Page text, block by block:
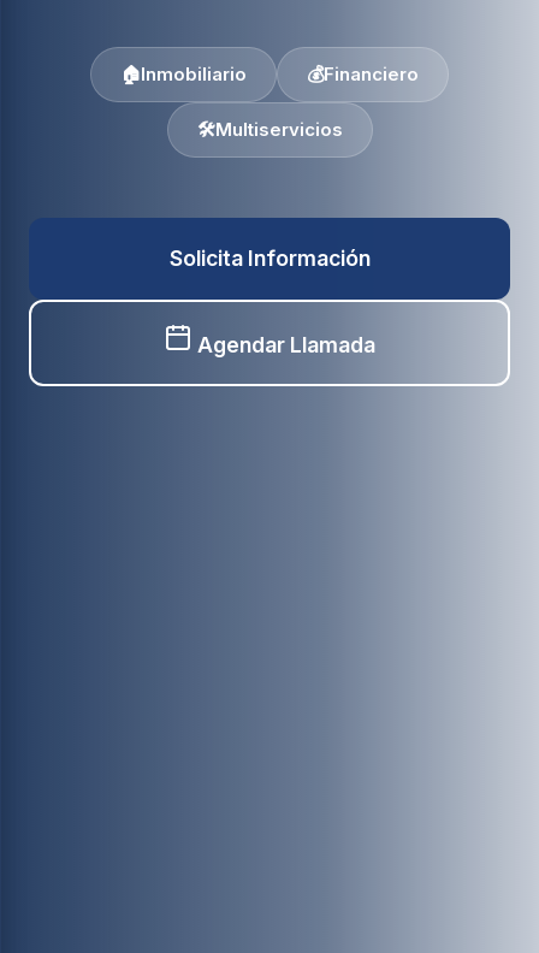
🏠Inmobiliario 💰Financiero
🛠️Multiservicios
Solicita Información
Agendar Llamada